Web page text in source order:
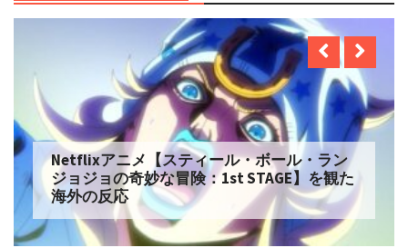
Netflixアニメ【スティール・ボール・ラン
ジョジョの奇妙な冒険：1st STAGE】を観た
海外の反応